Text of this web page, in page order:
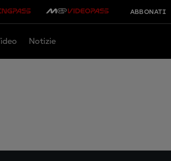
ABBONATI
Notizie